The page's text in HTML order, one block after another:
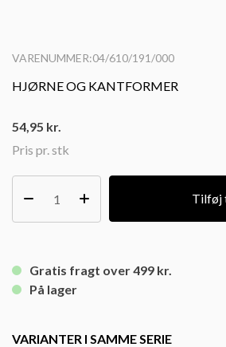
VARENUMMER:04/610/191/000
HJØRNE OG KANTFORMER
Pris pr. stk
54,95 kr.
Tilføj
Gratis fragt over 499 kr.
På lager
VARIANTER I SAMME SERIE